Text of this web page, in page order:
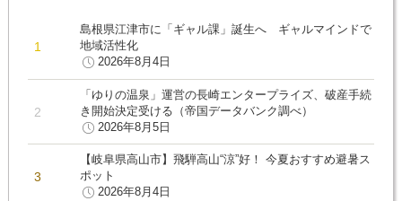
島根県江津市に「ギャル課」誕生へ ギャルマインドで
地域活性化
2026年8月4日
「ゆりの温泉」運営の長崎エンタープライズ、破産手続
き開始決定受ける（帝国データバンク調べ）
2026年8月5日
【岐阜県高山市】飛騨高山“涼”好！ 今夏おすすめ避暑ス
ポット
2026年8月4日